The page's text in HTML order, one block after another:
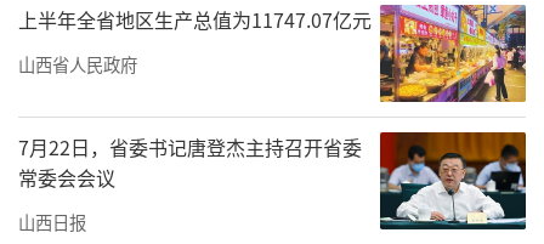
泛关注。大批游客因此被吸引至山西，实地探
访古建，品读“华夏古文明山西好风光”。展
览以山西古建摄影作品为核心载体，结合木构
古建还原模型、山西网红文创等元素，为观众
打造了一个沉浸式的山西古建文化体验空间。
上半年全省地区生产总值为11747.07亿元
山西省人民政府
7月22日，省委书记唐登杰主持召开省委
常委会会议
山西日报